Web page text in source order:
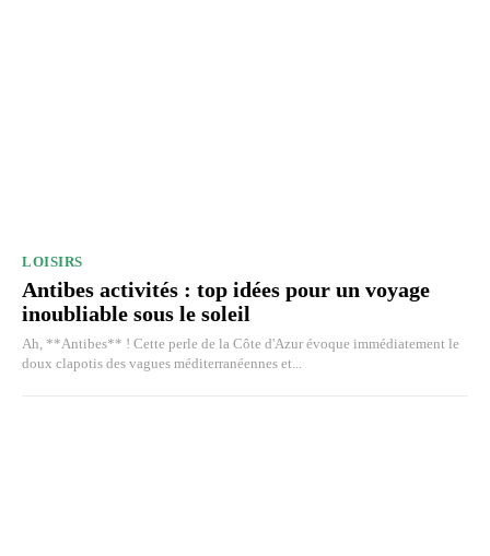
LOISIRS
Antibes activités : top idées pour un voyage
inoubliable sous le soleil
Ah, **Antibes** ! Cette perle de la Côte d'Azur évoque immédiatement le
doux clapotis des vagues méditerranéennes et...